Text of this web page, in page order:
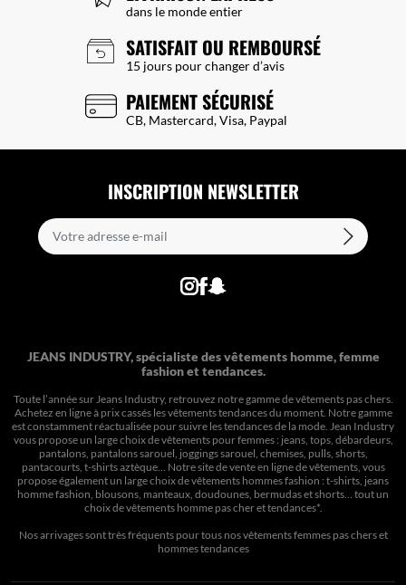
dans le monde entier
SATISFAIT OU REMBOURSÉ
15 jours pour changer d’avis
PAIEMENT SÉCURISÉ
CB, Mastercard, Visa, Paypal
INSCRIPTION NEWSLETTER
JEANS INDUSTRY, spécialiste des vêtements homme, femme
fashion et tendances.
Toute l’année sur Jeans Industry, retrouvez notre gamme de vêtements pas chers.
Achetez en ligne à prix cassés les vêtements tendances du moment. Notre gamme
est constamment réactualisée pour suivre les tendances de la mode. Jean Industry
vous propose un large choix de vêtements pour femmes : jeans, tops, débardeurs,
pantalons, pantalons sarouel, joggings sarouel, chemises, pulls, shorts,
pantacourts, t-shirts aztèque... Notre site de vente en ligne de vêtements, vous
propose également un large choix de vêtements hommes fashion : t-shirts, jeans
homme fashion, blousons, manteaux, doudounes, bermudas et shorts… tout un
choix devêtements homme pas cher et tendances*.
Nos arrivages sont très fréquents pour tous nosvêtements femmes pas cherset
hommes tendances